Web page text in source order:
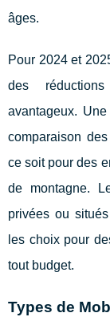
âges.
Pour 2024 et
des
avantageux.
comparaison
ce soit pour des
de montagne.
privées ou
les choix pour
tout budget.
Types de